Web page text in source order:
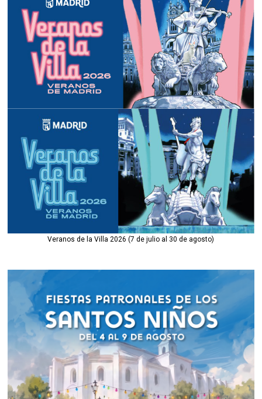
Veranos de la Villa 2026 (7 de julio al 30 de agosto)